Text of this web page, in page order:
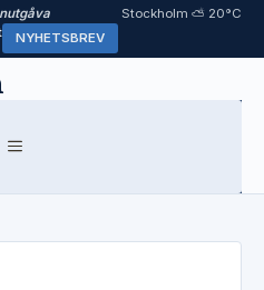
Stockholm ⛅ 20°C
NYHETSBREV
MENY